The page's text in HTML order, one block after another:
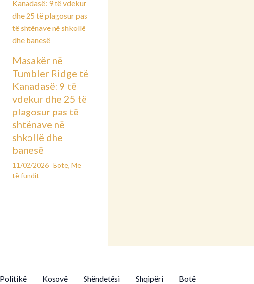
Masakër në
Tumbler Ridge të
Kanadasë: 9 të
vdekur dhe 25 të
plagosur pas të
shtënave në
shkollë dhe
banesë
11/02/2026 Botë, Më
të fundit
Politikë Kosovë Shëndetësi Shqipëri Botë